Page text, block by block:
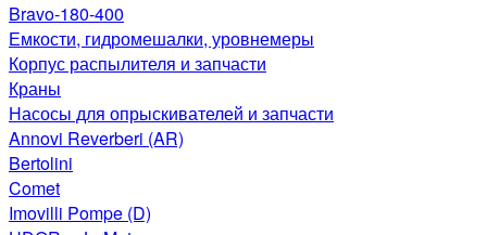
Bravo-180-400
Емкости, гидромешалки, уровнемеры
Корпус распылителя и запчасти
Краны
Насосы для опрыскивателей и запчасти
Annovi Reverberi (AR)
Bertolini
Comet
Imovilli Pompe (D)